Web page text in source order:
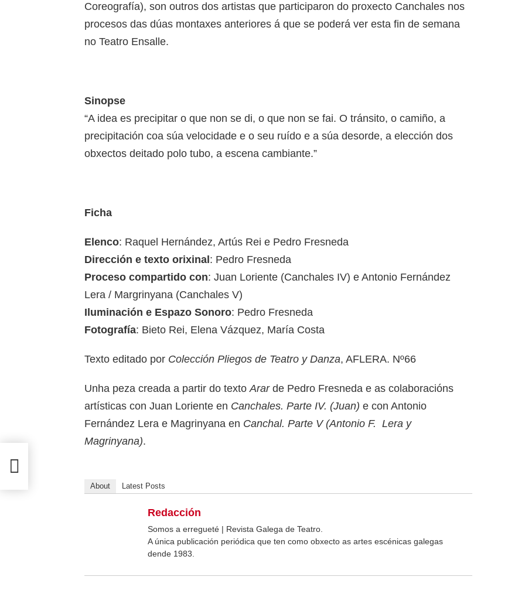
Coreografía), son outros dos artistas que participaron do proxecto Canchales nos
procesos das dúas montaxes anteriores á que se poderá ver esta fin de semana
no Teatro Ensalle.
Sinopse
“A idea es precipitar o que non se di, o que non se fai. O tránsito, o camiño, a
precipitación coa súa velocidade e o seu ruído e a súa desorde, a elección dos
obxectos deitado polo tubo, a escena cambiante.”
Ficha
Elenco: Raquel Hernández, Artús Rei e Pedro Fresneda
Dirección e texto orixinal : Pedro Fresneda
Proceso compartido con: Juan Loriente (Canchales IV) e Antonio Fernández
Lera / Margrinyana (Canchales V)
Iluminación e Espazo Sonoro: Pedro Fresneda
Fotografía: Bieto Rei, Elena Vázquez, María Costa
Texto editado por Colección Pliegos de Teatro y Danza, AFLERA. Nº66
Unha peza creada a partir do textoArarde Pedro Fresneda e as colaboracións
artísticas con Juan Loriente en Canchales. Parte IV. (Juan) e con Antonio
Fernández Lera e Magrinyana en Canchal. Parte V (Antonio F. Lera y
Magrinyana).
About Latest Posts
Redacción
Somos a erregueté | Revista Galega de Teatro.
A única publicación periódica que ten como obxecto as artes escénicas galegas
dende 1983.